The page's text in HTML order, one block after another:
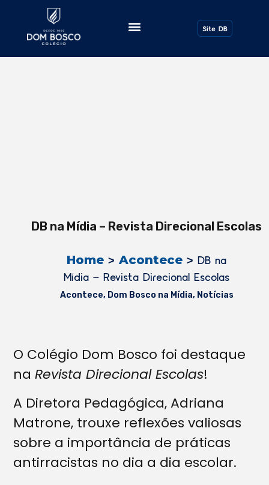
Site DB
DB na Mídia – Revista Direcional Escolas
Home > Acontece > DB na
Mídia – Revista Direcional Escolas
Acontece, Dom Bosco na Mídia, Notícias
O Colégio Dom Bosco foi destaque
na Revista Direcional Escolas!
A Diretora Pedagógica, Adriana
Matrone, trouxe reflexões valiosas
sobre a importância de práticas
antirracistas no dia a dia escolar.